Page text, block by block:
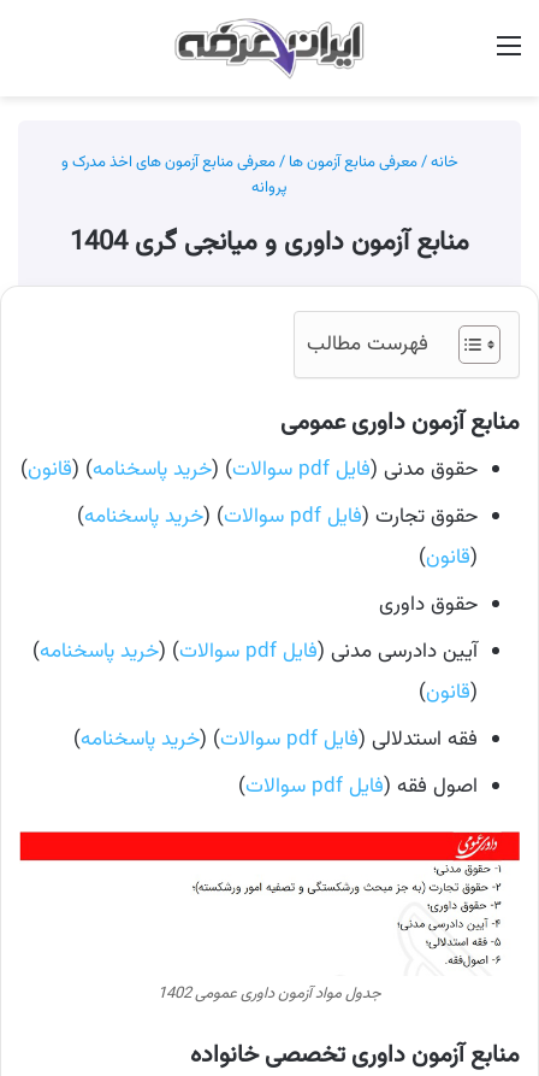
خانه/معرفی منابع آزمون ها /معرفی منابع آزمون های اخذ مدرک و
پروانه
منابع آزمون داوری و میانجی گری 1404
فهرست مطالب
منابع آزمون داوری عمومی
حقوق مدنی (فایل pdf سوالات ) (خرید پاسخنامه) (قانون)
حقوق تجارت (فایل pdf سوالات ) (خرید پاسخنامه)
(قانون)
حقوق داوری
آیین دادرسی مدنی (فایل pdf سوالات ) (خرید پاسخنامه)
(قانون)
فقه استدلالی (فایل pdf سوالات ) (خرید پاسخنامه)
اصول فقه (فایل pdf سوالات )
جدول مواد آزمون داوری عمومی 1402
منابع آزمون داوری تخصصی خانواده